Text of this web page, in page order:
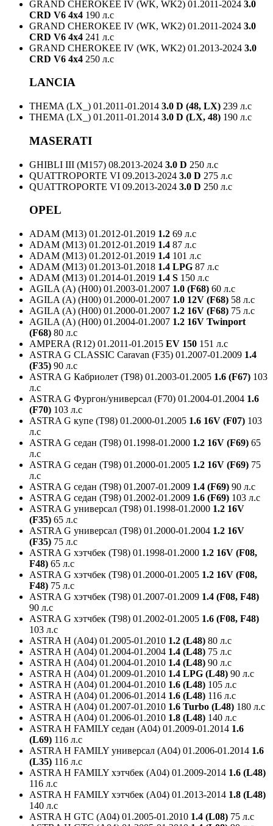
GRAND CHEROKEE IV (WK, WK2) 01.2011-2024 3.0
CRD V6 4x4 190 л.с
GRAND CHEROKEE IV (WK, WK2) 01.2011-2024 3.0
CRD V6 4x4 241 л.с
GRAND CHEROKEE IV (WK, WK2) 01.2013-2024 3.0
CRD V6 4x4 250 л.с
LANCIA
THEMA (LX_) 01.2011-01.2014 3.0 D (48, LX) 239 л.с
THEMA (LX_) 01.2011-01.2014 3.0 D (LX, 48) 190 л.с
MASERATI
GHIBLI III (M157) 08.2013-2024 3.0 D 250 л.с
QUATTROPORTE VI 09.2013-2024 3.0 D 275 л.с
QUATTROPORTE VI 09.2013-2024 3.0 D 250 л.с
OPEL
ADAM (M13) 01.2012-01.2019 1.2 69 л.с
ADAM (M13) 01.2012-01.2019 1.4 87 л.с
ADAM (M13) 01.2012-01.2019 1.4 101 л.с
ADAM (M13) 01.2013-01.2018 1.4 LPG 87 л.с
ADAM (M13) 01.2014-01.2019 1.4 S 150 л.с
AGILA (A) (H00) 01.2003-01.2007 1.0 (F68) 60 л.с
AGILA (A) (H00) 01.2000-01.2007 1.0 12V (F68) 58 л.с
AGILA (A) (H00) 01.2000-01.2007 1.2 16V (F68) 75 л.с
AGILA (A) (H00) 01.2004-01.2007 1.2 16V Twinport
(F68) 80 л.с
AMPERA (R12) 01.2011-01.2015 EV 150 151 л.с
ASTRA G CLASSIC Caravan (F35) 01.2007-01.2009 1.4
(F35) 90 л.с
ASTRA G Кабриолет (T98) 01.2003-01.2005 1.6 (F67) 103
л.с
ASTRA G Фургон/универсал (F70) 01.2004-01.2004 1.6
(F70) 103 л.с
ASTRA G купе (T98) 01.2000-01.2005 1.6 16V (F07) 103
л.с
ASTRA G седан (T98) 01.1998-01.2000 1.2 16V (F69) 65
л.с
ASTRA G седан (T98) 01.2000-01.2005 1.2 16V (F69) 75
л.с
ASTRA G седан (T98) 01.2007-01.2009 1.4 (F69) 90 л.с
ASTRA G седан (T98) 01.2002-01.2009 1.6 (F69) 103 л.с
ASTRA G универсал (T98) 01.1998-01.2000 1.2 16V
(F35) 65 л.с
ASTRA G универсал (T98) 01.2000-01.2004 1.2 16V
(F35) 75 л.с
ASTRA G хэтчбек (T98) 01.1998-01.2000 1.2 16V (F08,
F48) 65 л.с
ASTRA G хэтчбек (T98) 01.2000-01.2005 1.2 16V (F08,
F48) 75 л.с
ASTRA G хэтчбек (T98) 01.2007-01.2009 1.4 (F08, F48)
90 л.с
ASTRA G хэтчбек (T98) 01.2002-01.2005 1.6 (F08, F48)
103 л.с
ASTRA H (A04) 01.2005-01.2010 1.2 (L48) 80 л.с
ASTRA H (A04) 01.2004-01.2004 1.4 (L48) 75 л.с
ASTRA H (A04) 01.2004-01.2010 1.4 (L48) 90 л.с
ASTRA H (A04) 01.2009-01.2010 1.4 LPG (L48) 90 л.с
ASTRA H (A04) 01.2004-01.2010 1.6 (L48) 105 л.с
ASTRA H (A04) 01.2006-01.2014 1.6 (L48) 116 л.с
ASTRA H (A04) 01.2007-01.2010 1.6 Turbo (L48) 180 л.с
ASTRA H (A04) 01.2006-01.2010 1.8 (L48) 140 л.с
ASTRA H FAMILY седан (A04) 01.2009-01.2014 1.6
(L69) 116 л.с
ASTRA H FAMILY универсал (A04) 01.2006-01.2014 1.6
(L35) 116 л.с
ASTRA H FAMILY хэтчбек (A04) 01.2009-2014 1.6 (L48)
116 л.с
ASTRA H FAMILY хэтчбек (A04) 01.2013-2014 1.8 (L48)
140 л.с
ASTRA H GTC (A04) 01.2005-01.2010 1.4 (L08) 75 л.с